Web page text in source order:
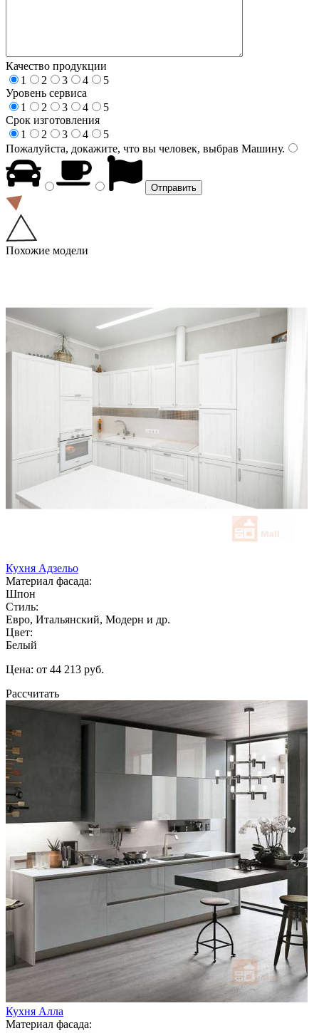
Качество продукции
1
2 3 4
5
Уровень сервиса
1
2 3 4
5
Срок изготовления
1
2 3 4
5
Пожалуйста, докажите, что вы человек, выбрав Машину.
Похожие модели
Кухня Адзельо
Материал фасада:
Шпон
Стиль:
Евро, Итальянский, Модерн и др.
Цвет:
Белый
Цена: от 44 213 руб.
Рассчитать
Кухня Алла
Материал фасада: